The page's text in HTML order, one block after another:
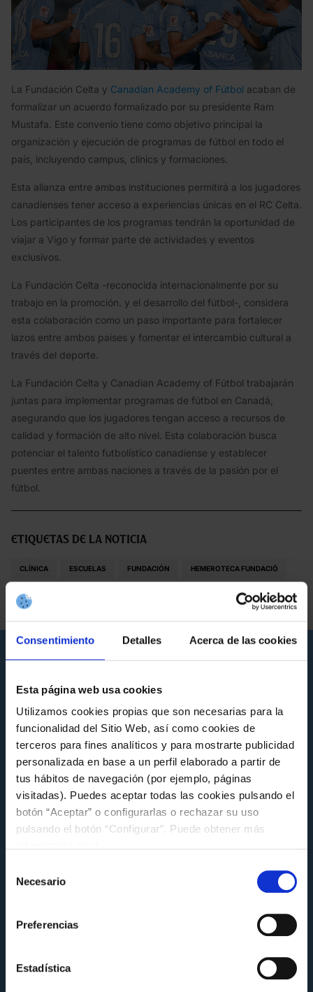
Consentimiento Detalles Acerca de las cookies
Esta página web usa cookies
Utilizamos cookies propias que son necesarias para la
funcionalidad del Sitio Web, así como cookies de
terceros para fines analíticos y para mostrarte publicidad
personalizada en base a un perfil elaborado a partir de
tus hábitos de navegación (por ejemplo, páginas
visitadas). Puedes aceptar todas las cookies pulsando el
botón “Aceptar” o configurarlas o rechazar su uso
pulsando el botón “Configurar”. Puede obtener más
Necesario
Preferencias
Estadística
La Fundación Celta y Canadian Academy of Fútbol acaban de
formalizar un acuerdo formalizado por su presidente Ram
Mustafa. Este convenio tiene como objetivo principal la
organización y ejecución de programas de fútbol en todo el
país, incluyendo campus, clínics y formaciones.
Esta alianza entre ambas instituciones permitirá a los jugadores
canadienses tener acceso a experiencias únicas en el RC Celta.
Los participantes de los programas tendrán la oportunidad de
viajar a Vigo y formar parte de actividades y eventos
exclusivos.
La Fundación Celta -reconocida internacionalmente por su
trabajo en la promoción. y el desarrollo del fútbol-, considera
esta colaboración como un paso importante para fortalecer
lazos entre ambos paises y fomentar el intercambio cultural a
través del deporte.
La Fundación Celta y Canadian Academy of Fútbol trabajarán
juntas para implementar programas de fútbol en Canadá,
asegurando que los jugadores tengan acceso a recursos de
calidad y formación de alto nivel. Esta colaboración busca
potenciar el talento futbolístico canadiense y establecer
puentes entre ambas naciones a través de la pasión por el
fútbol.
Etiquetas de la noticia
CLÍNICA ESCUELAS FUNDACIÓN HEMEROTECA FUNDACIÓ
NOTICIAS FUNDACIÓN
Noticias que pueden interesarte
Campus de verano 2020